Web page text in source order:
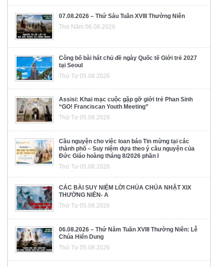
07.08.2026 – Thứ Sáu Tuần XVIII Thường Niên
Thứ Năm 06.08.2026
Công bố bài hát chủ đề ngày Quốc tế Giới trẻ 2027
tại Seoul
Thứ Tư 05.08.2026
Assisi: Khai mạc cuộc gặp gỡ giới trẻ Phan Sinh
“GO! Franciscan Youth Meeting”
Thứ Tư 05.08.2026
Cầu nguyện cho việc loan báo Tin mừng tại các
thành phố – Suy niệm dựa theo ý cầu nguyện của
Đức Giáo hoàng tháng 8/2026 phần I
Thứ Tư 05.08.2026
CÁC BÀI SUY NIỆM LỜI CHÚA CHÚA NHẬT XIX
THƯỜNG NIÊN- A
Thứ Tư 05.08.2026
06.08.2026 – Thứ Năm Tuần XVIII Thường Niên: Lễ
Chúa Hiển Dung
Thứ Tư 05.08.2026